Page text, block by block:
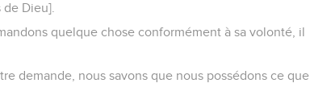
Dieu].
quelque chose conformément à sa volonté, il
demande, nous savons que nous possédons ce que